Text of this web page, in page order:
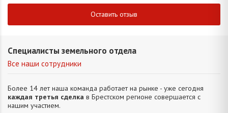
Оставить отзыв
Специалисты земельного отдела
Все наши сотрудники
Более 14 лет наша команда работает на рынке - уже сегодня
каждая третья сделка в Брестском регионе совершается с
нашим участием.